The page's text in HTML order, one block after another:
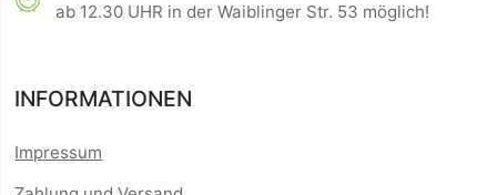
ab 12.30 UHR in der Waiblinger Str. 53 möglich!
INFORMATIONEN
Impressum